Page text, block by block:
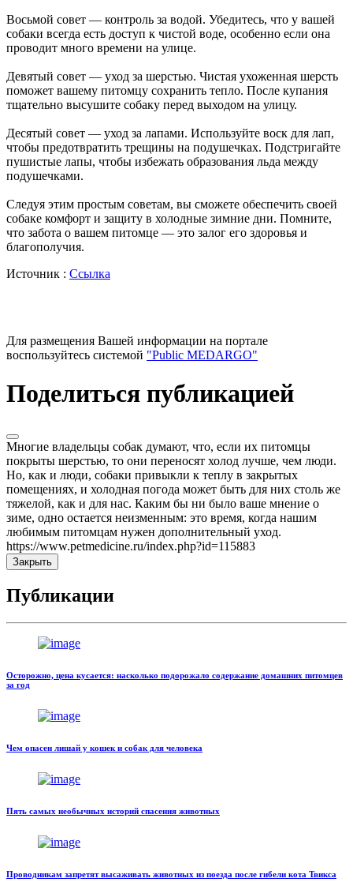
Восьмой совет — контроль за водой. Убедитесь, что у вашей
собаки всегда есть доступ к чистой воде, особенно если она
проводит много времени на улице.
Девятый совет — уход за шерстью. Чистая ухоженная шерсть
поможет вашему питомцу сохранить тепло. После купания
тщательно высушите собаку перед выходом на улицу.
Десятый совет — уход за лапами. Используйте воск для лап,
чтобы предотвратить трещины на подушечках. Подстригайте
пушистые лапы, чтобы избежать образования льда между
подушечками.
Следуя этим простым советам, вы сможете обеспечить своей
собаке комфорт и защиту в холодные зимние дни. Помните,
что забота о вашем питомце — это залог его здоровья и
благополучия.
Источник : Ссылка
Для размещения Вашей информации на портале
воспользуйтесь системой "Public MEDARGO"
Поделиться публикацией
Многие владельцы собак думают, что, если их питомцы
покрыты шерстью, то они переносят холод лучше, чем люди.
Но, как и люди, собаки привыкли к теплу в закрытых
помещениях, и холодная погода может быть для них столь же
тяжелой, как и для нас. Каким бы ни было ваше мнение о
зиме, одно остается неизменным: это время, когда нашим
любимым питомцам нужен дополнительный уход.
https://www.petmedicine.ru/index.php?id=115883
Закрыть
Публикации
Осторожно, цена кусается: насколько подорожало содержание домашних питомцев
за год
Чем опасен лишай у кошек и собак для человека
Пять самых необычных историй спасения животных
Проводникам запретят высаживать животных из поезда после гибели кота Твикса